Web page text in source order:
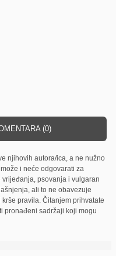
(0)
njihovih autora/ica, a ne nužno
i neće odgovarati za
psovanja i vulgaran
ali to ne obavezuje
pravila. Čitanjem prihvatate
pronađeni sadržaji koji mogu